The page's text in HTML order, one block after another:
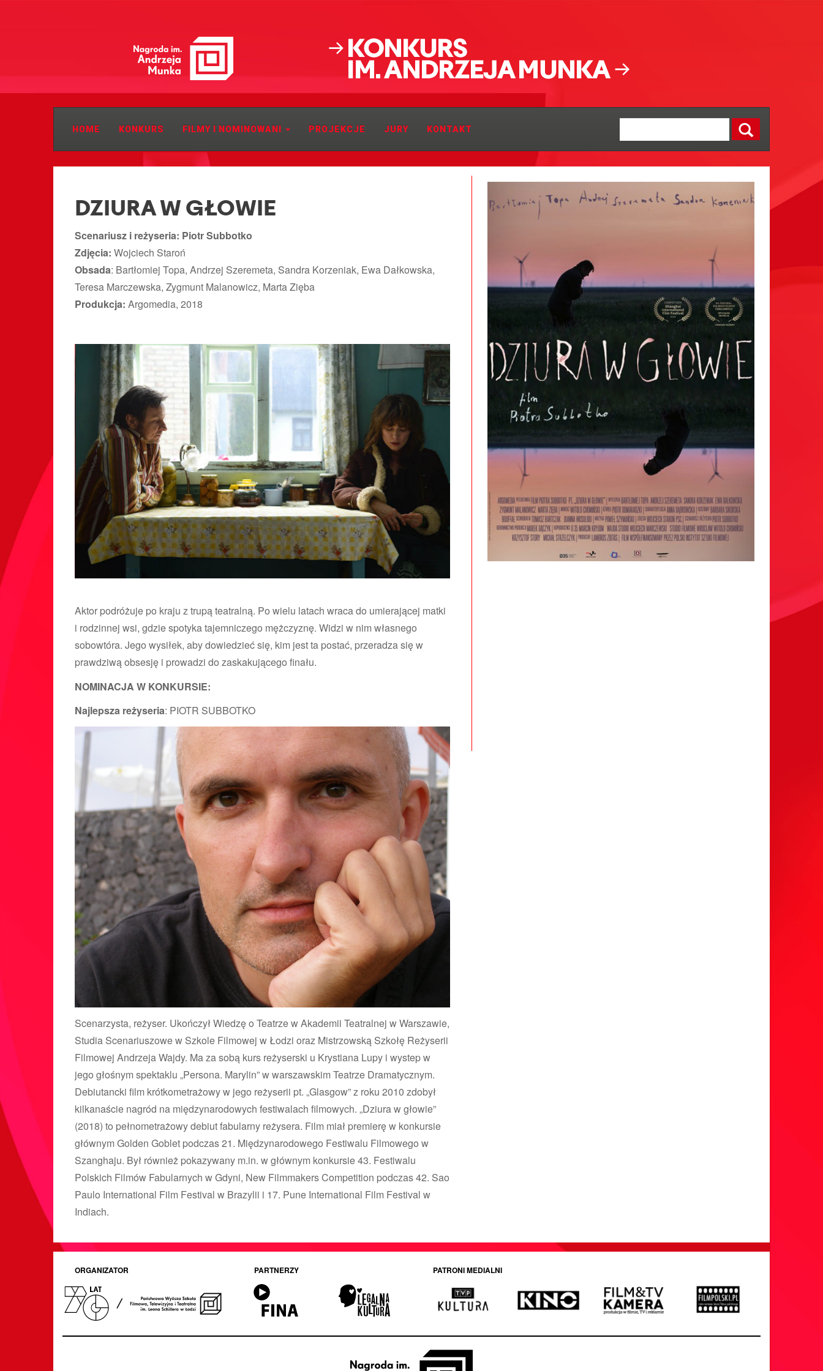
HOME KONKURS FILMY I NOMINOWANI PROJEKCJE JURY KONTAKT
DZIURA W GŁOWIE
Scenariusz i reżyseria: Piotr Subbotko
Zdjęcia: Wojciech Staroń
Obsada: Bartłomiej Topa, Andrzej Szeremeta, Sandra Korzeniak, Ewa Dałkowska,
Teresa Marczewska, Zygmunt Malanowicz, Marta Zięba
Produkcja: Argomedia, 2018
Aktor podróżuje po kraju z trupą teatralną. Po wielu latach wraca do umierającej matki
i rodzinnej wsi, gdzie spotyka tajemniczego mężczyznę. Widzi w nim własnego
sobowtóra. Jego wysiłek, aby dowiedzieć się, kim jest ta postać, przeradza się w
prawdziwą obsesję i prowadzi do zaskakującego finału.
NOMINACJA W KONKURSIE:
Najlepsza reżyseria: PIOTR SUBBOTKO
Scenarzysta, reżyser. Ukończył Wiedzę o Teatrze w Akademii Teatralnej w Warszawie,
Studia Scenariuszowe w Szkole Filmowej w Łodzi oraz Mistrzowską Szkołę Reżyserii
Filmowej Andrzeja Wajdy. Ma za sobą kurs reżyserski u Krystiana Lupy i wystep w
jego głośnym spektaklu „Persona. Marylin” w warszawskim Teatrze Dramatycznym.
Debiutancki film krótkometrażowy w jego reżyserii pt. „Glasgow” z roku 2010 zdobył
kilkanaście nagród na międzynarodowych festiwalach filmowych. „Dziura w głowie”
(2018) to pełnometrażowy debiut fabularny reżysera. Film miał premierę w konkursie
głównym Golden Goblet podczas 21. Międzynarodowego Festiwalu Filmowego w
Szanghaju. Był również pokazywany m.in. w głównym konkursie 43. Festiwalu
Polskich Filmów Fabularnych w Gdyni, New Filmmakers Competition podczas 42. Sao
Paulo International Film Festival w Brazylii i 17. Pune International Film Festival w
Indiach.
ORGANIZATOR PARTNERZY PATRONI MEDIALNI